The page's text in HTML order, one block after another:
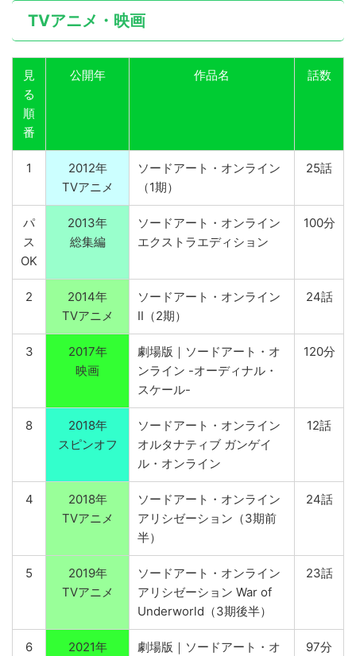
TVアニメ・映画
見
る
順
番
公開年 作品名 話数
1
2012年
TVアニメ
ソードアート・オンライン
（1期）
25話
パ
ス
OK
2013年
総集編
ソードアート・オンライン
エクストラエディション
100分
2
2014年
TVアニメ
ソードアート・オンライン
II（2期）
24話
3
2017年
映画
劇場版｜ソードアート・オ
ンライン -オーディナル・
スケール-
120分
8
2018年
スピンオフ
ソードアート・オンライン
オルタナティブ ガンゲイ
ル・オンライン
12話
4
2018年
TVアニメ
ソードアート・オンライン
アリシゼーション（3期前
半）
24話
5
2019年
TVアニメ
ソードアート・オンライン
アリシゼーション War of
Underworld（3期後半）
23話
6
2021年
劇場版｜ソードアート・オ
97分